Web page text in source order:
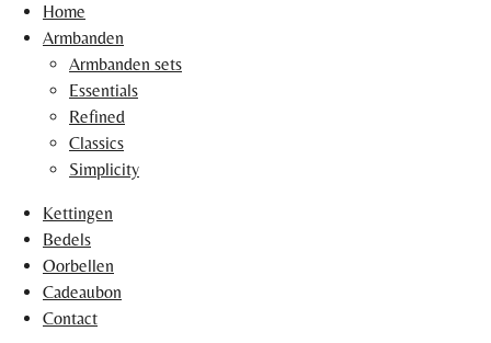
Home
Armbanden
Armbanden sets
Essentials
Refined
Classics
Simplicity
Kettingen
Bedels
Oorbellen
Cadeaubon
Contact